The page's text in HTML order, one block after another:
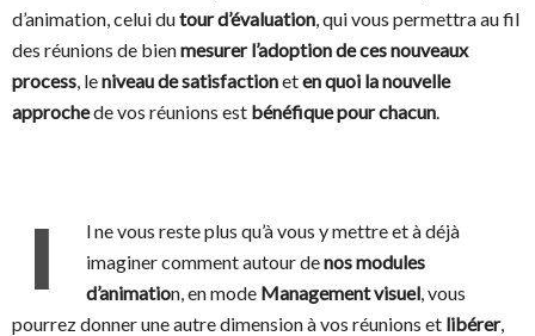
d’animation, celui dutour d’évaluation , qui vous permettra au fil
des réunions de bienmesurer l’adoption de ces nouveaux
process , leniveau de satisfactioneten quoi lanouvelle
approchede vos réunions est bénéfique pour chacun
I
l ne vous reste plus qu’à vous y mettre et à déjà
imaginer comment autour denos modules
d’animation, en mode Management visuel , vous
pourrez donner une autre dimension à vos réunions et libérer,